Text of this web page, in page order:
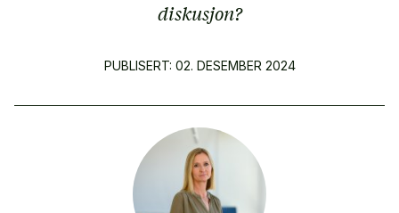
diskusjon?
PUBLISERT: 02. DESEMBER 2024